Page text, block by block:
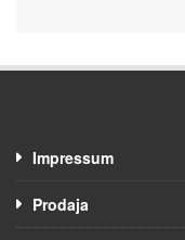
Impressum
Prodaja